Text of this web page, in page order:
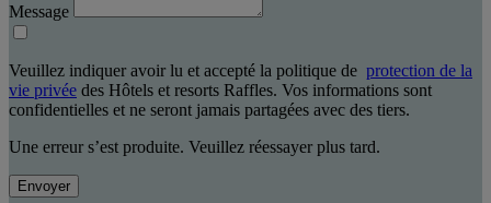
Message
Veuillez indiquer avoir lu et accepté la politique de protection de la
vie privée des Hôtels et resorts Raffles. Vos informations sont
confidentielles et ne seront jamais partagées avec des tiers.
Une erreur s’est produite. Veuillez réessayer plus tard.
Envoyer